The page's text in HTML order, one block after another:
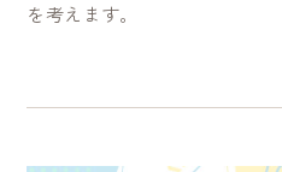
を考えます。